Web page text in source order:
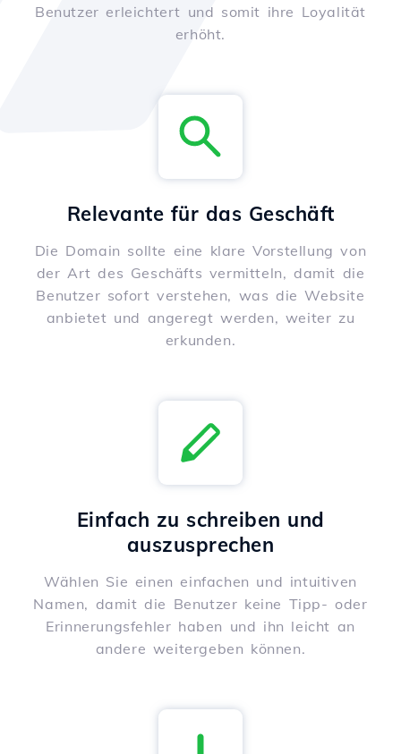
Benutzer erleichtert und somit ihre Loyalität
erhöht.
Relevante für das Geschäft
Die Domain sollte eine klare Vorstellung von
der Art des Geschäfts vermitteln, damit die
Benutzer sofort verstehen, was die Website
anbietet und angeregt werden, weiter zu
erkunden.
Einfach zu schreiben und
auszusprechen
Wählen Sie einen einfachen und intuitiven
Namen, damit die Benutzer keine Tipp- oder
Erinnerungsfehler haben und ihn leicht an
andere weitergeben können.